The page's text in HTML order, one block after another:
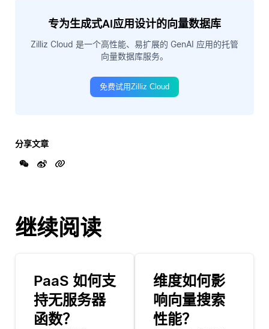
专为生成式AI应用设计的向量数据库
Zilliz Cloud 是一个高性能、易扩展的 GenAI 应用的托管
向量数据库服务。
免费试用Zilliz Cloud
分享文章
继续阅读
PaaS 如何支
持无服务器
函数？
维度如何影
响向量搜索
性能？